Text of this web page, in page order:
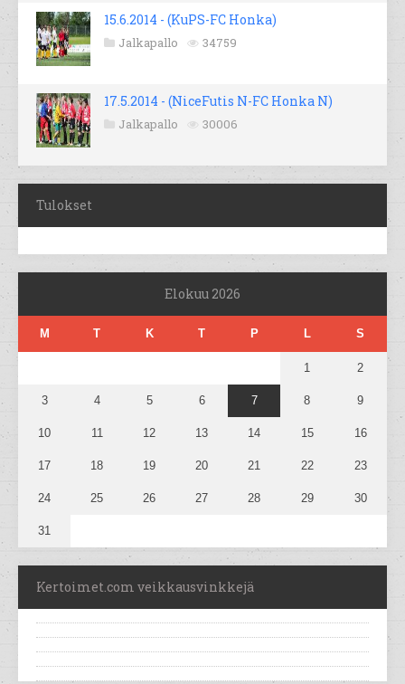
15.6.2014 - (KuPS-FC Honka)
Jalkapallo 34759
17.5.2014 - (NiceFutis N-FC Honka N)
Jalkapallo 30006
Tulokset
Elokuu 2026
M T K T P L S
1 2
3 4 5 6 7 8 9
10 11 12 13 14 15 16
17 18 19 20 21 22 23
24 25 26 27 28 29 30
31
Kertoimet.com veikkausvinkkejä